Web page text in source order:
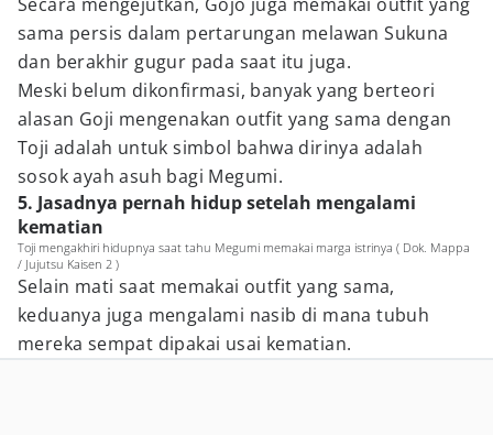
sama persis dalam pertarungan melawan Sukuna
dan berakhir gugur pada saat itu juga.
Meski belum dikonfirmasi, banyak yang berteori
alasan Goji mengenakan outfit yang sama dengan
Toji adalah untuk simbol bahwa dirinya adalah
sosok ayah asuh bagi Megumi.
5. Jasadnya pernah hidup setelah mengalami
kematian
Toji mengakhiri hidupnya saat tahu Megumi memakai marga istrinya ( Dok. Mappa
/ Jujutsu Kaisen 2 )
Selain mati saat memakai outfit yang sama,
keduanya juga mengalami nasib di mana tubuh
mereka sempat dipakai usai kematian.